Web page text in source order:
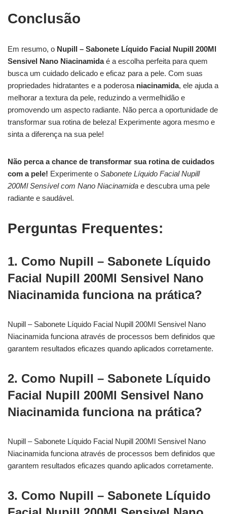
Conclusão
Em resumo, o Nupill – Sabonete Líquido Facial Nupill 200Ml
Sensivel Nano Niacinamidaé a escolha perfeita para quem
busca um cuidado delicado e eficaz para a pele. Com suas
propriedades hidratantes e a poderosa niacinamida, ele ajuda a
melhorar a textura da pele, reduzindo a vermelhidão e
promovendo um aspecto radiante. Não perca a oportunidade de
transformar sua rotina de beleza! Experimente agora mesmo e
sinta a diferença na sua pele!
Não perca a chance de transformar sua rotina de cuidados
com a pele! Experimente o Sabonete Líquido Facial Nupill
200Ml Sensível com Nano Niacinamida e descubra uma pele
radiante e saudável.
Perguntas Frequentes:
1. Como Nupill – Sabonete Líquido
Facial Nupill 200Ml Sensivel Nano
Niacinamida funciona na prática?
Nupill – Sabonete Líquido Facial Nupill 200Ml Sensivel Nano
Niacinamida funciona através de processos bem definidos que
garantem resultados eficazes quando aplicados corretamente.
2. Como Nupill – Sabonete Líquido
Facial Nupill 200Ml Sensivel Nano
Niacinamida funciona na prática?
Nupill – Sabonete Líquido Facial Nupill 200Ml Sensivel Nano
Niacinamida funciona através de processos bem definidos que
garantem resultados eficazes quando aplicados corretamente.
3. Como Nupill – Sabonete Líquido